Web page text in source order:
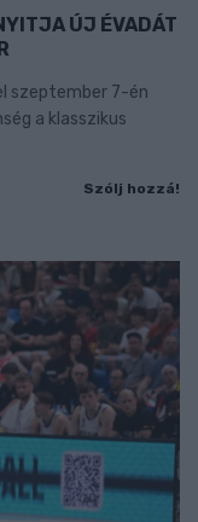
ÚJ ÉVADÁT
szeptember 7-én
a klasszikus
Szólj hozzá!